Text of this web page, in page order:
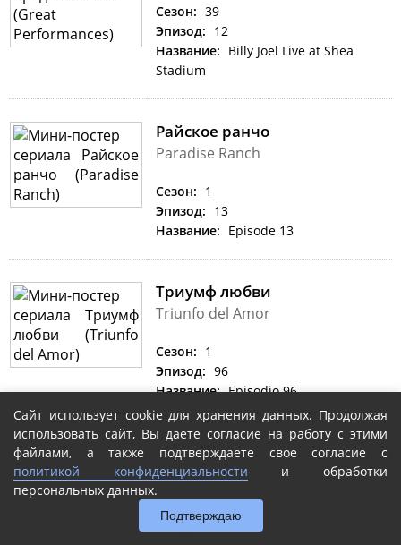
Сезон: 39
Эпизод: 12
Название: Billy Joel Live at Shea
Stadium
Райское ранчо
Paradise Ranch
Сезон: 1
Эпизод: 13
Название: Episode 13
Триумф любви
Triunfo del Amor
Сезон: 1
Эпизод: 96
Название: Episodio 96
Atop the Fourth Wall
Сезон:
Эпизод: 11
Название: Superman and Wonder
Сайт использует cookie для хранения данных. Продолжая
использовать сайт, Вы даете согласие на работу с этими
файлами, а также подтверждаете свое согласие с
политикой конфиденциальности и обработки
персональных данных.
Подтверждаю